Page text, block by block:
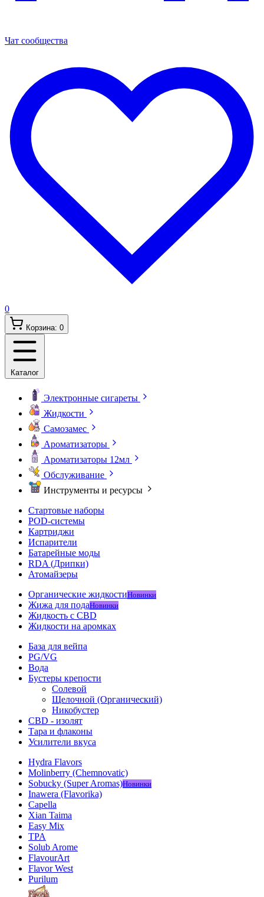
Чат сообщества
0
Корзина: 0
Каталог
Электронные сигареты
Жидкости
Самозамес
Ароматизаторы
Ароматизаторы 12мл
Обслуживание
Инструменты и ресурсы
Стартовые наборы
POD-системы
Картриджи
Испарители
Батарейные моды
RDA (Дрипки)
Атомайзеры
Органические жидкостиНовинки
Жижа для подаНовинки
Жидкость с CBD
Жидкости на аромках
База для вейпа
PG/VG
Вода
Бустеры крепости
Солевой
Щелочной (Органический)
Никобустер
CBD - изолят
Тара и флаконы
Усилители вкуса
Hydra Flavors
Molinberry (Chemnovatic)
Sobucky (Super Aromas)Новинки
Inawera (Flavorika)
Capella
Xian Taima
Easy Mix
TPA
Solub Arome
FlavourArt
Flavor West
Purilum